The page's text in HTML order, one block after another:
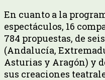
En cuanto a la
espectáculos, 16
784 propuestas, de
(Andalucía,
Asturias y Aragón) y
sus creaciones